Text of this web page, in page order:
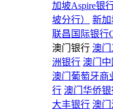
加坡Aspire银
坡分行）
新
联昌国际银行
澳门银行 澳
洲银行 澳门
澳门葡萄牙商
行 澳门华侨银
大丰银行 澳